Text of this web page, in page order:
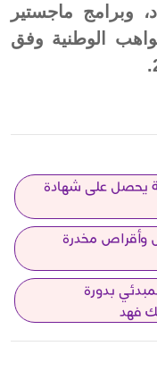
وبرامج ماجستير
الوطنية وفق
يحصل على شهادة
وأقراص مخدرة
بدورة
فهد